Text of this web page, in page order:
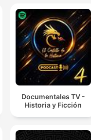
Documentales TV -
Historia y Ficción